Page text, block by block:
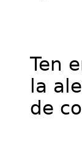
Ten
la
de